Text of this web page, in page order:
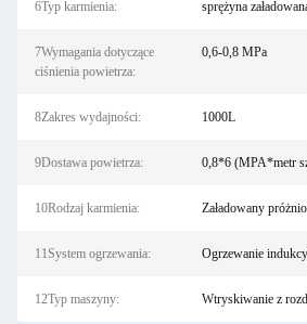
6Typ karmienia: sprężyna
7Wymagania dotyczące
ciśnienia powietrza:
0,6-0,8 MPa
8Zakres wydajności: 1000L
9Dostawa powietrza: 0,8*6 (MPA*metr
10Rodzaj karmienia: Załadowany
11System ogrzewania: Ogrzewanie
12Typ maszyny: Wtryskiwanie z